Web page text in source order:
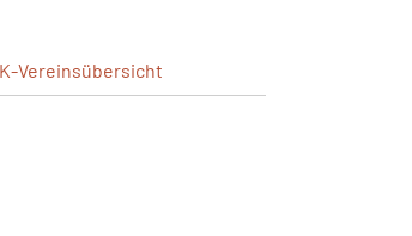
Vereinsübersicht